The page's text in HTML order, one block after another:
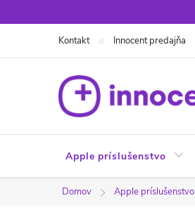
na
Kontakt Innocent predajňa
Apple príslušenstvo
Domov Apple príslušenstvo